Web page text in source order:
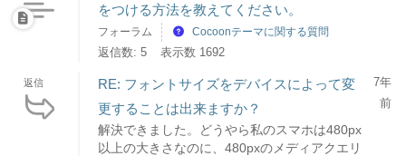
をつける方法を教えてください。
フォーラム Cocoonテーマに関する質問
返信数: 5 表示数 1692
返信
RE: フォントサイズをデバイスによって変
更することは出来ますか？
解決できました。どうやら私のスマホは480px
以上の大きさなのに、480pxのメディアクエリ
7年
前